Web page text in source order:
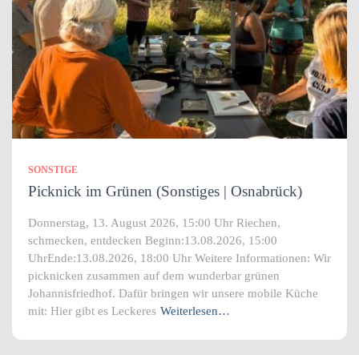
SONSTIGE
Picknick im Grünen (Sonstiges | Osnabrück)
Donnerstag, 13. August 2026, 15:00 Uhr Riechen,
schmecken, entdecken Beginn:13.08.2026, 15:00
UhrEnde:13.08.2026, 18:00 Uhr Weitere Informationen: Wir
picknicken zusammen auf dem wunderbar grünen
Johannisfriedhof. Dafür bringen wir unsere mobile Küche
mit: Hier gibt es Leckeres Weiterlesen…